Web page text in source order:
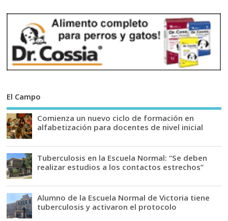
El Campo
Comienza un nuevo ciclo de formación en
alfabetización para docentes de nivel inicial
Tuberculosis en la Escuela Normal: “Se deben
realizar estudios a los contactos estrechos”
Alumno de la Escuela Normal de Victoria tiene
tuberculosis y activaron el protocolo